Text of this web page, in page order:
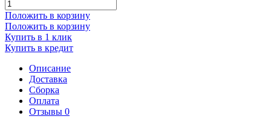
Положить в корзину
Положить в корзину
Купить в 1 клик
Купить в кредит
Описание
Доставка
Сборка
Оплата
Отзывы 0